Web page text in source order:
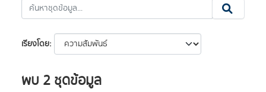
เรียงโดย
พบ 2 ชุดข้อมูล